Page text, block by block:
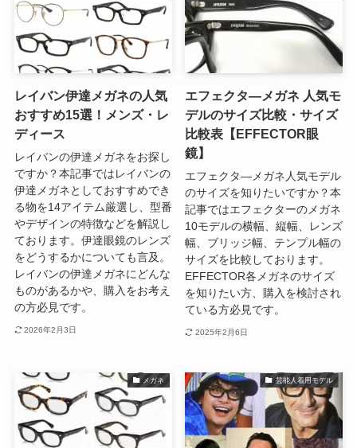
レイバン伊達メガネの人気
おすすめ15選！メンズ・レ
ディース
レイバンの伊達メガネをお探し
ですか？本記事ではレイバンの
伊達メガネとしておすすめでき
る物を14アイテム厳選し、型番
やデザインの特徴などを解説し
ております。伊達眼鏡のレンズ
をどうするかについても言及。
レイバンの伊達メガネにどんな
ものがあるかや、購入をお考え
の方必見です。
2026年2月3日
エフェクタ―メガネ 人気モ
デルのサイズ比較・サイズ
比較表【EFFECTOR眼
鏡】
エフェクタ―メガネ人気モデル
のサイズを知りたいですか？本
記事ではエフェクターのメガネ
10モデルの横幅、縦幅、レンズ
幅、ブリッジ幅、テンプル幅の
サイズを比較しております。
EFFECTOR各メガネのサイズ
を知りたい方、購入を検討され
ている方必見です。
2025年2月6日
メガネ 芸能人着用モデル